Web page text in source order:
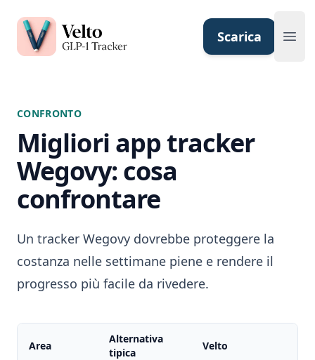
Velto GLP-1 Tracker App
Scarica
CONFRONTO
Migliori app tracker
Wegovy: cosa
confrontare
Un tracker Wegovy dovrebbe proteggere la
costanza nelle settimane piene e rendere il
progresso più facile da rivedere.
Area
Alternativa
tipica
Velto